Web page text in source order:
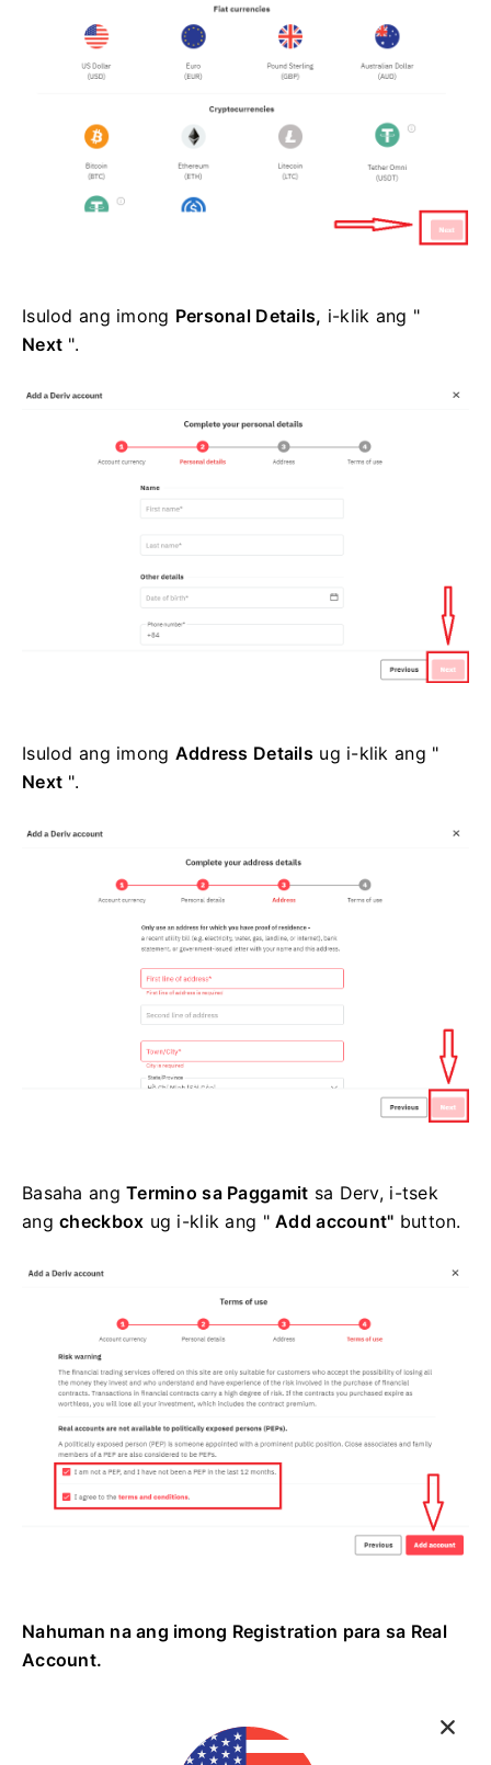
Isulod ang imong Personal Details, i-klik ang "
Next ".
Isulod ang imong Address Details ug i-klik ang "
Next ".
Basaha angTermino sa Paggamit sa Derv, i-tsek
angcheckbox ug i-klik ang "Add account" button.
Nahuman na ang imong Registration para sa Real
Account.